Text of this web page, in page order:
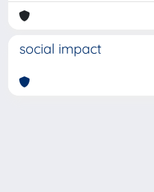
social impact